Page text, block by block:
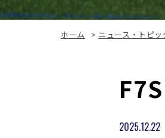
ホーム > ニュース・トピッ
2025.12.22